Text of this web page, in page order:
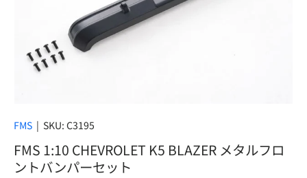
FMS | SKU: C3195
FMS 1:10 CHEVROLET K5 BLAZER メタルフロ
ントバンパーセット